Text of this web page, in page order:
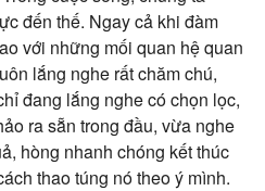
đến thế. Ngay cả khi đàm
với những mối quan hệ quan
lắng nghe rất chăm chú,
đang lắng nghe có chọn lọc,
ra sẵn trong đầu, vừa nghe
hòng nhanh chóng kết thúc
thao túng nó theo ý mình.